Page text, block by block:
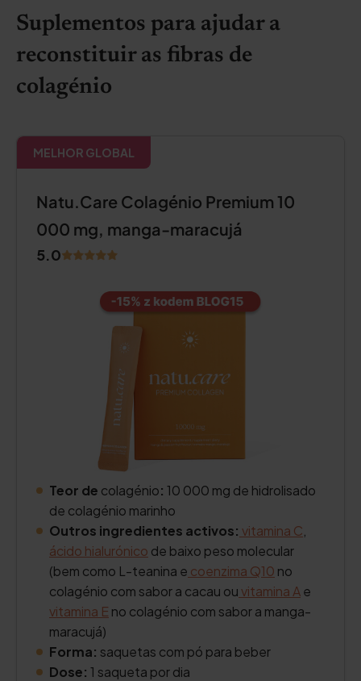
Suplementos para ajudar a
reconstituir as fibras de
colagénio
MELHOR GLOBAL
Natu.Care Colagénio Premium 10
000 mg, manga-maracujá
5.0
Teor de colagénio: 10 000 mg de hidrolisado
de colagénio marinho
Outros ingredientes activos: vitamina C
ácido hialurónico de baixo peso molecular
(bem como L-teanina e coenzima Q10 no
colagénio com sabor a cacau ouvitamina Ae
vitamina E no colagénio com sabor a manga-
maracujá)
Forma: saquetas com pó para beber
Dose: 1 saqueta por dia